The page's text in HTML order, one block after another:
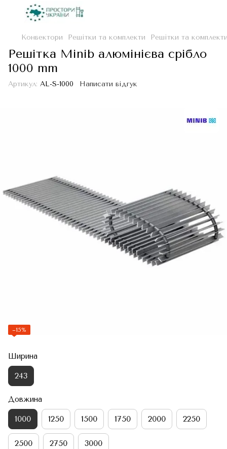
Конвектори Решітки та комплекти Решітки та
Решітка Minib алюмінієва срібло
1000 mm
Артикул: AL-S-1000 Написати відгук
−15%
Ширина
243
Довжина
1000 1250 1500 1750 2000 2250
2500 2750 3000